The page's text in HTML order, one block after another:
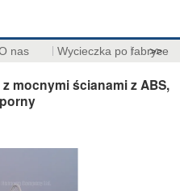
nas Wycieczka po fabryce
>>
mocnymi ścianami z ABS,